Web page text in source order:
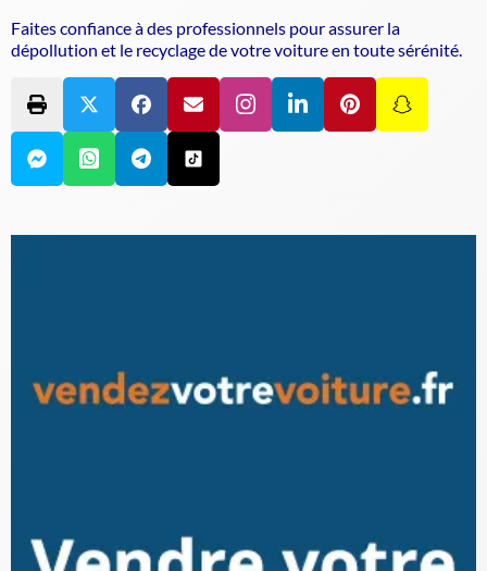
Faites confiance à des professionnels pour assurer la
dépollution et le recyclage de votre voiture en toute sérénité.